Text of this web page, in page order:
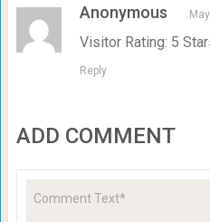
Anonymous
Visitor Rating: 5
Reply
ADD COMMENT